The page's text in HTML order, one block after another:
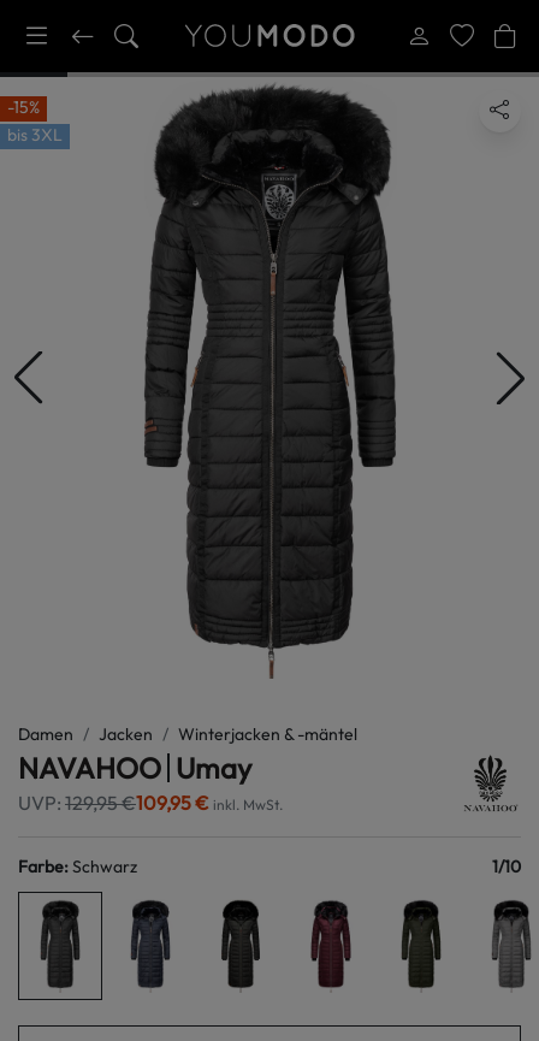
-15%
bis 3XL
Damen Jacken Winterjacken & -mäntel
NAVAHOO Umay
UVP: 129,95 €109,95 € inkl. MwSt.
Farbe:Schwarz 1/10